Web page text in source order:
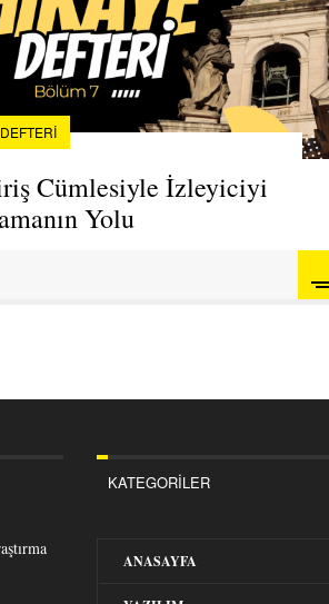
Cümlesiyle İzleyiciyi
Yolu
KATEGORILER
ANASAYFA